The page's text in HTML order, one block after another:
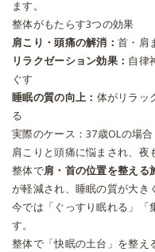
ます。
整体がもたらす3つの効果
肩こり・頭痛の解消：首・肩
リラクゼーション効果： 自律
ぐす
睡眠の質の向上： 体がリラッ
る
実際のケース：37歳OLの場合
肩こりと頭痛に悩まされ、夜
整体で肩・首の位置を整える
が軽減され、睡眠の質が大き
今では「ぐっすり眠れる」「
す。
整体で「快眠の土台」を整え